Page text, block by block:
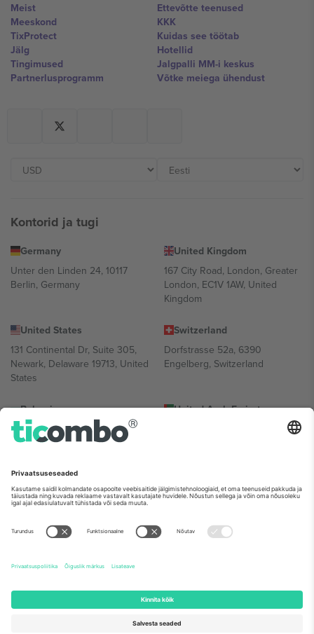
Meist
Meeskond
TixProtect
Jälg
Tingimused
Partnerlusprogramm
Ettevõtte teenused
KKK
Kuidas see töötab
Hotellid
Jalgpalli MM-i keskus
Võtke meiega ühendust
Kontorid ja tugi
Germany
Unter den Linden 24, 10117
Berlin, Germany
United Kingdom
167 City Road, London, Greater
London, EC1V 1AW, United
Kingdom
United States
131 Continental Dr, Suite 305,
Newark, Delaware 19713, United
States
Switzerland
Dorfstrasse 52a, 6390
Engelberg, Switzerland
Bulgaria
Regus Sofia City West, bul
Totleben 53-55, 1606 Sofia,
United Arab Emirates
UAE Dubai Silicon Oasis, DDP
Mexico
Av Chapultepec 360, Roma
Norte, Cuauhtémoc, 06700
Ciudad de México, CDMX,
sündmusest ja/või domeenist. Detailide jaoks vaata konkreetse
sündmuse lehte, impressumit ja tingimusi.,
2026 Ticombo. Kõik õigused kaitstud.